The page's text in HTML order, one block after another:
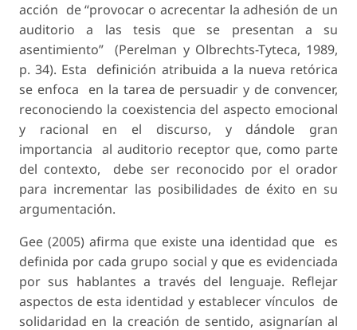
acción de “provocar o acrecentar la adhesión de un
auditorio a las tesis que se presentan a su
asentimiento” (Perelman y Olbrechts-Tyteca, 1989,
p. 34). Esta definición atribuida a la nueva retórica
se enfoca en la tarea de persuadir y de convencer,
reconociendo la coexistencia del aspecto emocional
y racional en el discurso, y dándole gran
importancia al auditorio receptor que, como parte
del contexto, debe ser reconocido por el orador
para incrementar las posibilidades de éxito en su
argumentación.
Gee (2005) afirma que existe una identidad que es
definida por cada grupo social y que es evidenciada
por sus hablantes a través del lenguaje. Reflejar
aspectos de esta identidad y establecer vínculos de
solidaridad en la creación de sentido, asignarían al